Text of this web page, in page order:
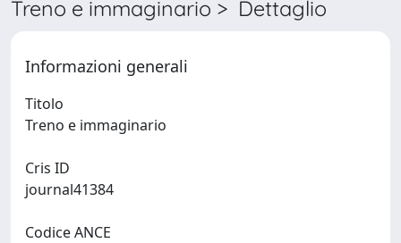
Treno e immaginario > Dettaglio
Informazioni generali
Titolo
Cris ID
Codice ANCE